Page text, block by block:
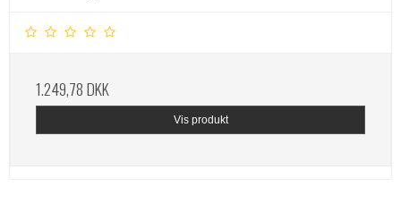
1.249,78 DKK
Vis produkt